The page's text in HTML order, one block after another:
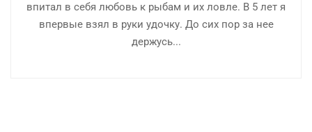
впитал в себя любовь к рыбам и их ловле. В 5 лет я
впервые взял в руки удочку. До сих пор за нее
держусь...